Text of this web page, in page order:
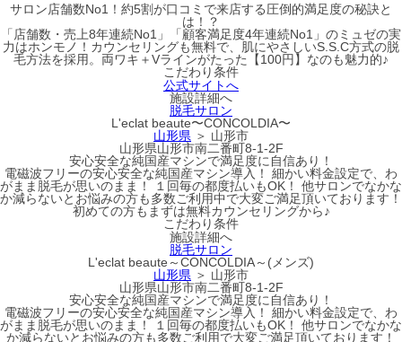
サロン店舗数No1！約5割が口コミで来店する圧倒的満足度の秘訣と
は！？
「店舗数・売上8年連続No1」「顧客満足度4年連続No1」のミュゼの実
力はホンモノ！カウンセリングも無料で、肌にやさしいS.S.C方式の脱
毛方法を採用。両ワキ＋Vラインがたった【100円】なのも魅力的♪
こだわり条件
公式サイトへ
施設詳細へ
脱毛サロン
L'eclat beaute〜CONCOLDIA〜
山形県 ＞ 山形市
山形県山形市南二番町8-1-2F
安心安全な純国産マシンで満足度に自信あり！
電磁波フリーの安心安全な純国産マシン導入！ 細かい料金設定で、わ
がまま脱毛が思いのまま！ １回毎の都度払いもOK！ 他サロンでなかな
か減らないとお悩みの方も多数ご利用中で大変ご満足頂いております！
初めての方もまずは無料カウンセリングから♪
こだわり条件
施設詳細へ
脱毛サロン
L'eclat beaute～CONCOLDIA～(メンズ)
山形県 ＞ 山形市
山形県山形市南二番町8-1-2F
安心安全な純国産マシンで満足度に自信あり！
電磁波フリーの安心安全な純国産マシン導入！ 細かい料金設定で、わ
がまま脱毛が思いのまま！ １回毎の都度払いもOK！ 他サロンでなかな
か減らないとお悩みの方も多数ご利用で大変ご満足頂いております！